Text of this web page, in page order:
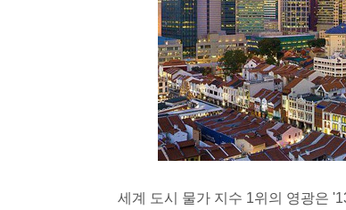
세계 도시 물가 지수 1위의 영광은